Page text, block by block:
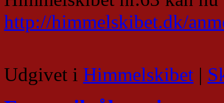
http://himmelskibet.dk/
Udgivet i Himmelskibet |